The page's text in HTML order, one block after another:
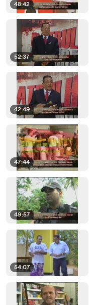
48:42
52:37
42:49
47:44
49:57
54:07